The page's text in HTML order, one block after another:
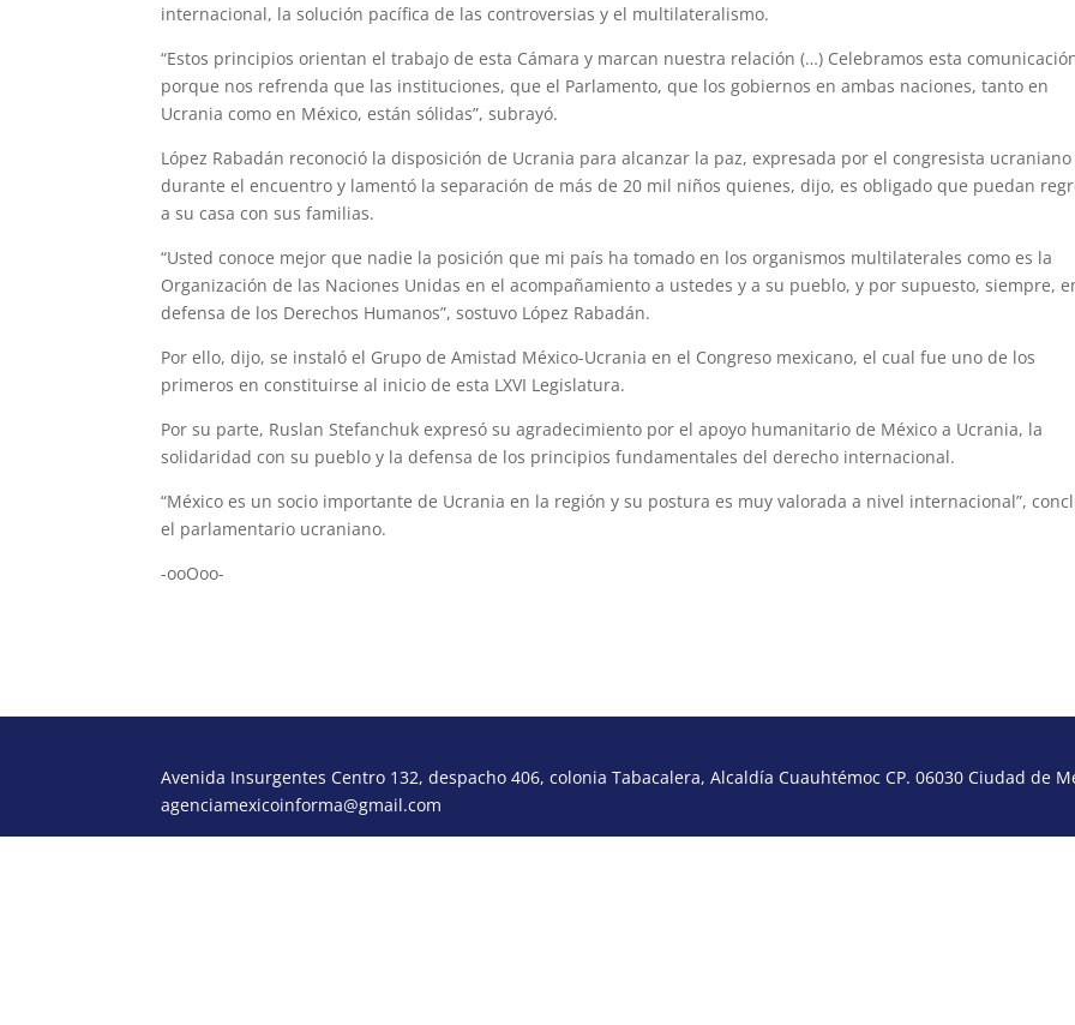
internacional, la solución pacífica de las controversias y el multilateralismo.
“Estos principios orientan el trabajo de esta Cámara y marcan nuestra relación (…) Celebramos esta
porque nos refrenda que las instituciones, que el Parlamento, que los gobiernos en ambas naciones, tanto en
Ucrania como en México, están sólidas”, subrayó.
López Rabadán reconoció la disposición de Ucrania para alcanzar la paz, expresada por el congresista ucraniano
durante el encuentro y lamentó la separación de más de 20 mil niños quienes, dijo, es obligado que puedan
a su casa con sus familias.
“Usted conoce mejor que nadie la posición que mi país ha tomado en los organismos multilaterales como es la
Organización de las Naciones Unidas en el acompañamiento a ustedes y a su pueblo, y por supuesto, siempre,
defensa de los Derechos Humanos”, sostuvo López Rabadán.
Por ello, dijo, se instaló el Grupo de Amistad México-Ucrania en el Congreso mexicano, el cual fue uno de los
primeros en constituirse al inicio de esta LXVI Legislatura.
Por su parte, Ruslan Stefanchuk expresó su agradecimiento por el apoyo humanitario de México a Ucrania, la
solidaridad con su pueblo y la defensa de los principios fundamentales del derecho internacional.
“México es un socio importante de Ucrania en la región y su postura es muy valorada a nivel internacional”,
el parlamentario ucraniano.
-ooOoo-
Avenida Insurgentes Centro 132, despacho 406, colonia Tabacalera, Alcaldía Cuauhtémoc CP. 06030 Ciudad de
agenciamexicoinforma@gmail.com